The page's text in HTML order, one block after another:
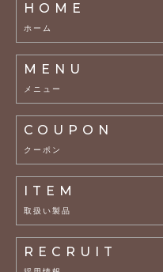
HOME
ホーム
MENU
メニュー
COUPON
クーポン
ITEM
取扱い製品
RECRUIT